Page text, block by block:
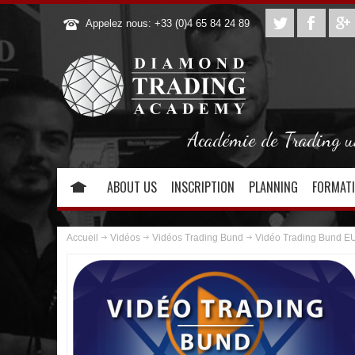
Appelez nous: +33 (0)4 65 84 24 89
Académie de Trading
ABOUT US INSCRIPTION PLANNING
Accueil Vidéos Vidéos Trading Bund Vidéo Trading Bund